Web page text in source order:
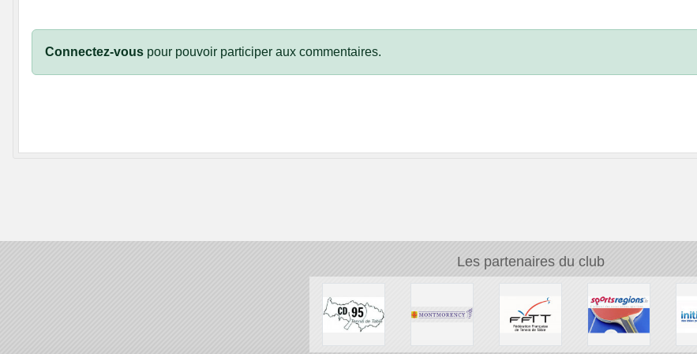
Connectez-vous pour pouvoir participer aux commentaires.
Les partenaires du club